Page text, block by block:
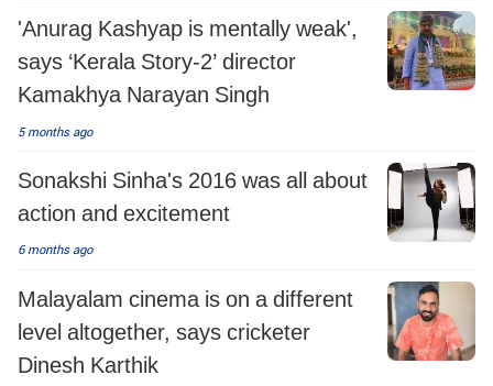
'Anurag Kashyap is mentally weak',
says ‘Kerala Story-2’ director
Kamakhya Narayan Singh
5 months ago
Sonakshi Sinha's 2016 was all about
action and excitement
6 months ago
Malayalam cinema is on a different
level altogether, says cricketer
Dinesh Karthik